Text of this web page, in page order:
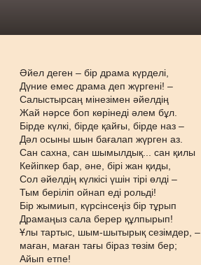
Әйел деген – бір драма күрделі,
Дүние емес драма деп жүргені! –
Салыстырсаң мінезімен әйелдің
Жай нәрсе боп көрінеді әлем бұл.
Бірде күлкі, бірде қайғы, бірде наз –
Дәл осыны шын бағалап жүрген аз.
Сан сахна, сан шымылдық... сан қилы
Кейіпкер бар, әне, бірі жан қиды,
Сол әйелдің күлкісі үшін тірі өлді –
Тым беріліп ойнап еді рольді!
Бір жымиып, күрсінсеңіз бір тұрып
Драмаңыз сала берер құлпырып!
Ұлы тартыс, шым-шытырық сезімдер, –
маған, маған тағы біраз төзім бер;
Айып етпе!